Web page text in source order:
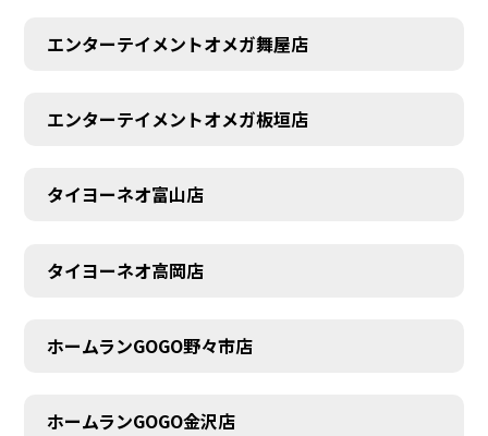
エンターテイメントオメガ舞屋店
エンターテイメントオメガ板垣店
タイヨーネオ富山店
タイヨーネオ高岡店
ホームランGOGO野々市店
ホームランGOGO金沢店